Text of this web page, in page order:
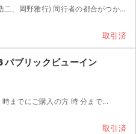
[詳細] エリア自由席大人(ゲスト中田浩二、岡野雅行) 同行者の都合がつかないためお譲りします。...
取引済
パブリックビューイン
までにご購入の方 時 分まで...
取引済